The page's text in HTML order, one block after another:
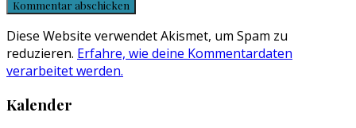
Diese Website verwendet Akismet, um Spam zu
reduzieren. Erfahre, wie deine Kommentardaten
verarbeitet werden.
Kalender